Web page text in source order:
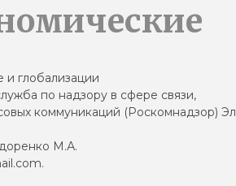
и глобализации
по надзору в сфере связи,
коммуникаций (Роскомнадзор) Эл
М.А.